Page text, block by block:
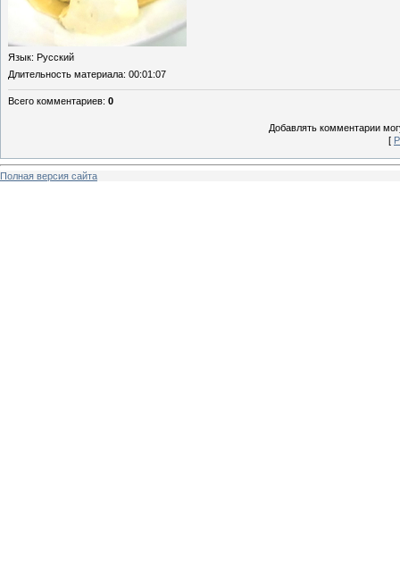
Язык: Русский
Длительность материала: 00:01:07
Всего комментариев: 0
Добавлять комментарии
[
Полная версия сайта